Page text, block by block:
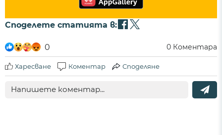
Споделете статията в:
0 0 Коментара
Харесване Коментар Споделяне